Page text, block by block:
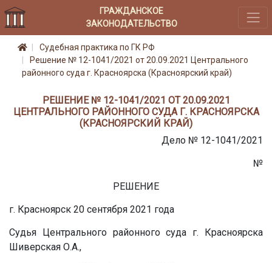
ГРАЖДАНСКОЕ
ЗАКОНОДАТЕЛЬСТВО
Судебная практика по ГК РФ
Решение № 12-1041/2021 от 20.09.2021 Центрального
районного суда г. Красноярска (Красноярский край)
РЕШЕНИЕ № 12-1041/2021 ОТ 20.09.2021
ЦЕНТРАЛЬНОГО РАЙОННОГО СУДА Г. КРАСНОЯРСКА
(КРАСНОЯРСКИЙ КРАЙ)
Дело № 12-1041/2021
№
РЕШЕНИЕ
г. Красноярск 20 сентября 2021 года
Судья Центрального районного суда г. Красноярска
Шиверская О.А.,